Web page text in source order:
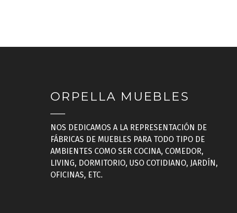
ORPELLA MUEBLES
NOS DEDICAMOS A LA REPRESENTACIÓN DE
FÁBRICAS DE MUEBLES PARA TODO TIPO DE
AMBIENTES COMO SER COCINA, COMEDOR,
LIVING, DORMITORIO, USO COTIDIANO, JARDÍN,
OFICINAS, ETC.